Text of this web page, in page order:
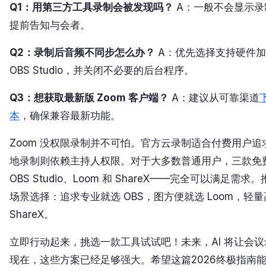
Q1：用第三方工具录制会被发现吗？ A：一般不会显示
提前告知与会者。
Q2：录制后音频不同步怎么办？ A：优先选择支持硬件
OBS Studio，并关闭不必要的后台程序。
Q3：想获取最新版 Zoom 客户端？ A：建议从可靠渠道
本 ，确保兼容最新功能。
Zoom 没权限录制并不可怕。官方云录制适合付费用户追
地录制则依赖主持人权限。对于大多数普通用户，三款
OBS Studio、Loom 和 ShareX——完全可以满足需求。
场景选择：追求专业就选 OBS，图方便就选 Loom，轻
ShareX。
立即行动起来，挑选一款工具试试吧！未来，AI 将让会
现在，这些方案已经足够强大。希望这篇2026终极指南